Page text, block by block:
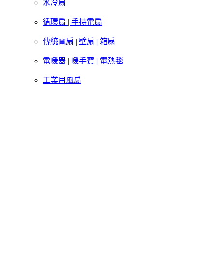
水冷扇
循環扇 | 手持電扇
傳統電扇 | 壁扇 | 箱扇
電暖器 | 暖手寶 | 電熱毯
工業用風扇